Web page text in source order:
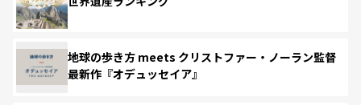
地球の歩き方 meets クリストファー・ノーラン監督
最新作『オデュッセイア』